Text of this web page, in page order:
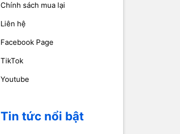
Chính sách mua lại
Liên hệ
Facebook Page
TikTok
Youtube
Tin tức nổi bật